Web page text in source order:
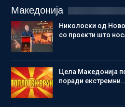
Македонија
Николоски од
со проекти што
Цела Македонија
поради екстремни…